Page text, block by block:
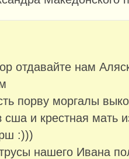
отдавайте нам
порву моргалы
сша и крестная мать
:)))
нашего Ивана